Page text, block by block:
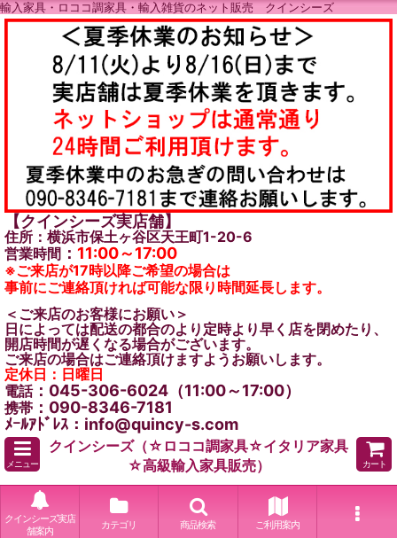
輸入家具・ロココ調家具・輸入雑貨のネット販売 クインシーズ
【クインシーズ実店舗】
住所：横浜市保土ヶ谷区天王町1-20-6
営業時間 ： 11:00～17:00
※ご来店が17時以降ご希望の場合は
事前にご連絡頂ければ可能な限り時間延長します。
＜ご来店のお客様にお願い＞
日によっては配送の都合のより定時より早く店を閉めたり、
開店時間が遅くなる場合がございます。
ご来店の場合はご連絡頂けますようお願いします。
定休日：日曜日
電話：045-306-6024（11:00～17:00）
携帯 ：090-8346-7181
ﾒｰﾙｱﾄﾞﾚｽ：info@quincy-s.com
メニュー
クインシーズ（☆ロココ調家具☆イタリア家具
☆高級輸入家具販売）
カート
クインシーズ実店
舗案内
カテゴリ 商品検索 ご利用案内